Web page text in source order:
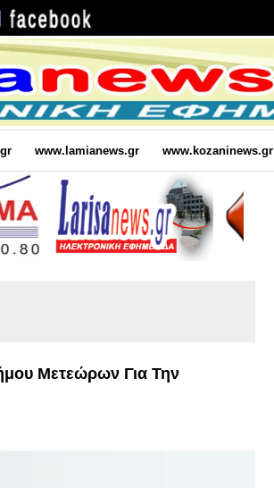
www.lamianews.gr www.kozaninews.gr
Μετεώρων Για Την